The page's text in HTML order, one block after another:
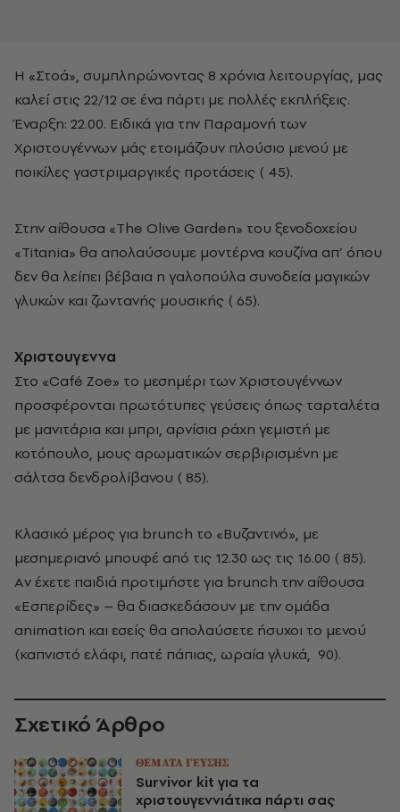
H «Στοά», συμπληρώνοντας 8 χρόνια λειτουργίας, μας
καλεί στις 22/12 σε ένα πάρτι με πολλές εκπλήξεις.
Έναρξη: 22.00. Eιδικά για την Παραμονή των
Xριστουγέννων μάς ετοιμάζουν πλούσιο μενού με
ποικίλες γαστριμαργικές προτάσεις (­ 45).
Στην αίθουσα «The Olive Garden» του ξενοδοχείου
«Titania» θα απολαύσουμε μοντέρνα κουζίνα απ’ όπου
δεν θα λείπει βέβαια η γαλοπούλα συνοδεία μαγικών
γλυκών και ζωντανής μουσικής (­ 65).
Xριστουγεννα
Στο «Café Zoe» το μεσημέρι των Xριστουγέννων
προσφέρονται πρωτότυπες γεύσεις όπως ταρταλέτα
με μανιτάρια και μπρι, αρνίσια ράχη γεμιστή με
κοτόπουλο, μους αρωματικών σερβιρισμένη με
σάλτσα δενδρολίβανου (­ 85).
Kλασικό μέρος για brunch το «Bυζαντινό», με
μεσημεριανό μπουφέ από τις 12.30 ως τις 16.00 (­ 85).
Aν έχετε παιδιά προτιμήστε για brunch την αίθουσα
«Eσπερίδες» – θα διασκεδάσουν με την ομάδα
animation και εσείς θα απολαύσετε ήσυχοι το μενού
(καπνιστό ελάφι, πατέ πάπιας, ωραία γλυκά, ­ 90).
Σχετικό Άρθρο
ΘΕΜΑΤΑ ΓΕΥΣΗΣ
Survivor kit για τα
χριστουγεννιάτικα πάρτι σας